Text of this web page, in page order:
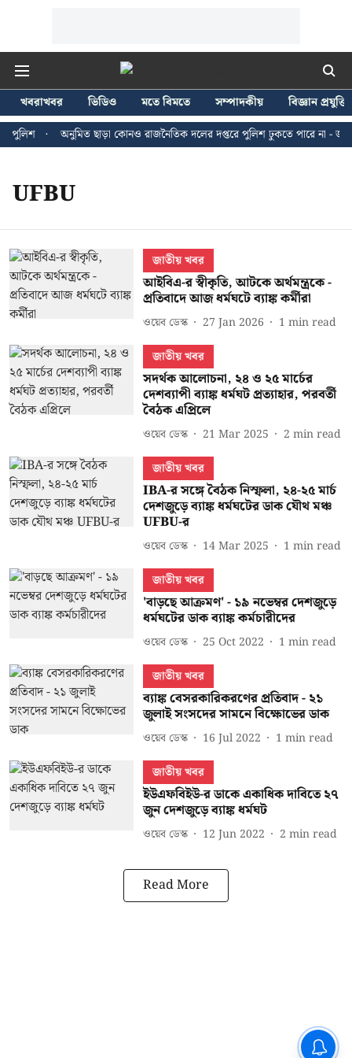
খবরাখবর ভিডিও মতে বিমতে সম্পাদকীয়
বিজ্ঞান প্রযুক্তি
পুলিশ
অনুমিত ছাড়া কোনও রাজনৈতিক দলের দপ্তরে পুলিশ ঢুকতে পারে না - জন
UFBU
জাতীয় খবর
আইবিএ-র স্বীকৃতি, আটকে অর্থমন্ত্রকে -
প্রতিবাদে আজ ধর্মঘটে ব্যাঙ্ক কর্মীরা
ওয়েব ডেস্ক 27 Jan 2026 1 min read
জাতীয় খবর
সদর্থক আলোচনা, ২৪ ও ২৫ মার্চের
দেশব্যাপী ব্যাঙ্ক ধর্মঘট প্রত্যাহার, পরবর্তী
বৈঠক এপ্রিলে
ওয়েব ডেস্ক 21 Mar 2025 2 min read
জাতীয় খবর
IBA-র সঙ্গে বৈঠক নিস্ফলা, ২৪-২৫ মার্চ
দেশজুড়ে ব্যাঙ্ক ধর্মঘটের ডাক যৌথ মঞ্চ
UFBU-র
ওয়েব ডেস্ক 14 Mar 2025 1 min read
জাতীয় খবর
'বাড়ছে আক্রমণ' - ১৯ নভেম্বর দেশজুড়ে
ধর্মঘটের ডাক ব্যাঙ্ক কর্মচারীদের
ওয়েব ডেস্ক 25 Oct 2022 1 min read
জাতীয় খবর
ব্যাঙ্ক বেসরকারিকরণের প্রতিবাদ - ২১
জুলাই সংসদের সামনে বিক্ষোভের ডাক
ওয়েব ডেস্ক 16 Jul 2022 1 min read
জাতীয় খবর
ইউএফবিইউ-র ডাকে একাধিক দাবিতে ২৭
জুন দেশজুড়ে ব্যাঙ্ক ধর্মঘট
ওয়েব ডেস্ক 12 Jun 2022 2 min read
Read More